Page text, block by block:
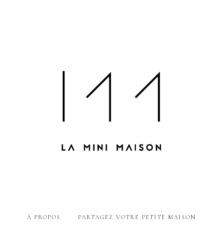
À PROPOS PARTAGEZ VOTRE PETITE MAISON